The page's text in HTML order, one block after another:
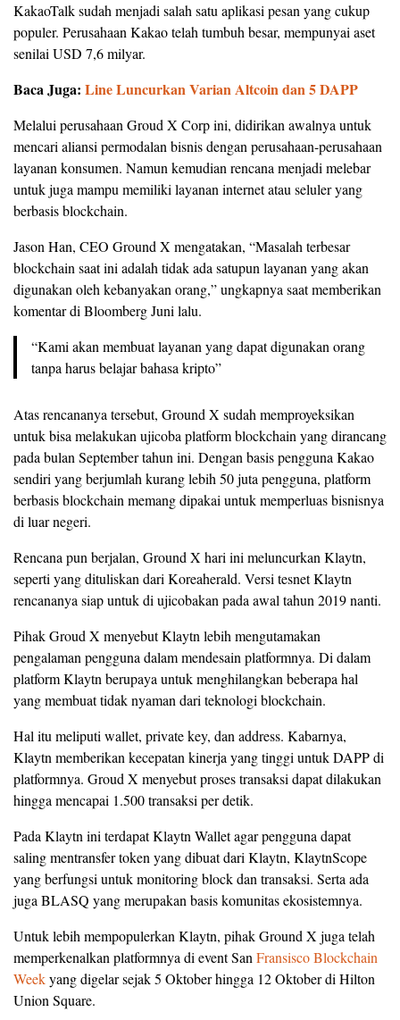
KakaoTalk sudah menjadi salah satu aplikasi pesan yang cukup
populer. Perusahaan Kakao telah tumbuh besar, mempunyai aset
senilai USD 7,6 milyar.
Baca Juga: Line Luncurkan Varian Altcoin dan 5 DAPP
Melalui perusahaan Groud X Corp ini, didirikan awalnya untuk
mencari aliansi permodalan bisnis dengan perusahaan-perusahaan
layanan konsumen. Namun kemudian rencana menjadi melebar
untuk juga mampu memiliki layanan internet atau seluler yang
berbasis blockchain.
Jason Han, CEO Ground X mengatakan, “Masalah terbesar
blockchain saat ini adalah tidak ada satupun layanan yang akan
digunakan oleh kebanyakan orang,” ungkapnya saat memberikan
komentar di Bloomberg Juni lalu.
“Kami akan membuat layanan yang dapat digunakan orang
tanpa harus belajar bahasa kripto”
Atas rencananya tersebut, Ground X sudah memproyeksikan
untuk bisa melakukan ujicoba platform blockchain yang dirancang
pada bulan September tahun ini. Dengan basis pengguna Kakao
sendiri yang berjumlah kurang lebih 50 juta pengguna, platform
berbasis blockchain memang dipakai untuk memperluas bisnisnya
di luar negeri.
Rencana pun berjalan, Ground X hari ini meluncurkan Klaytn,
seperti yang dituliskan dari Koreaherald. Versi tesnet Klaytn
rencananya siap untuk di ujicobakan pada awal tahun 2019 nanti.
Pihak Groud X menyebut Klaytn lebih mengutamakan
pengalaman pengguna dalam mendesain platformnya. Di dalam
platform Klaytn berupaya untuk menghilangkan beberapa hal
yang membuat tidak nyaman dari teknologi blockchain.
Hal itu meliputi wallet, private key, dan address. Kabarnya,
Klaytn memberikan kecepatan kinerja yang tinggi untuk DAPP di
platformnya. Groud X menyebut proses transaksi dapat dilakukan
hingga mencapai 1.500 transaksi per detik.
Pada Klaytn ini terdapat Klaytn Wallet agar pengguna dapat
saling mentransfer token yang dibuat dari Klaytn, KlaytnScope
yang berfungsi untuk monitoring block dan transaksi. Serta ada
juga BLASQ yang merupakan basis komunitas ekosistemnya.
Untuk lebih mempopulerkan Klaytn, pihak Ground X juga telah
memperkenalkan platformnya di event SanFransisco Blockchain
Weekyang digelar sejak 5 Oktober hingga 12 Oktober di Hilton
Union Square.